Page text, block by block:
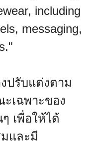
including
messaging,
ปรับแต่งตาม
เฉพาะของ
เพื่อให้ได้
และมี